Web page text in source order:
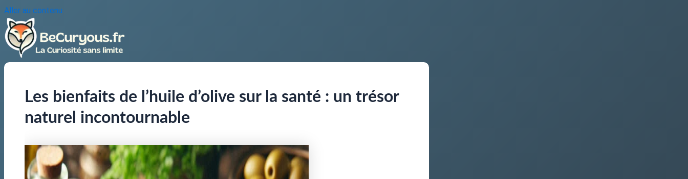
Aller au contenu
Les bienfaits de l’huile d’olive sur la santé : un trésor
naturel incontournable